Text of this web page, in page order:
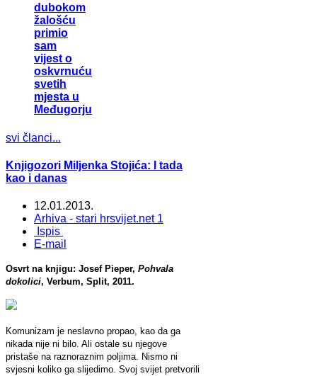
dubokom
žalošću
primio
sam
vijest o
oskvrnuću
svetih
mjesta u
Međugorju
svi članci...
Knjigozori Miljenka Stojića: I tada
kao i danas
12.01.2013.
Arhiva - stari hrsvijet.net 1
Ispis
E-mail
Osvrt na knjigu: Josef Pieper, Pohvala
dokolici, Verbum, Split, 2011.
Komunizam je neslavno propao, kao da ga
nikada nije ni bilo. Ali ostale su njegove
pristaše na raznoraznim poljima. Nismo ni
svjesni koliko ga slijedimo. Svoj svijet pretvorili